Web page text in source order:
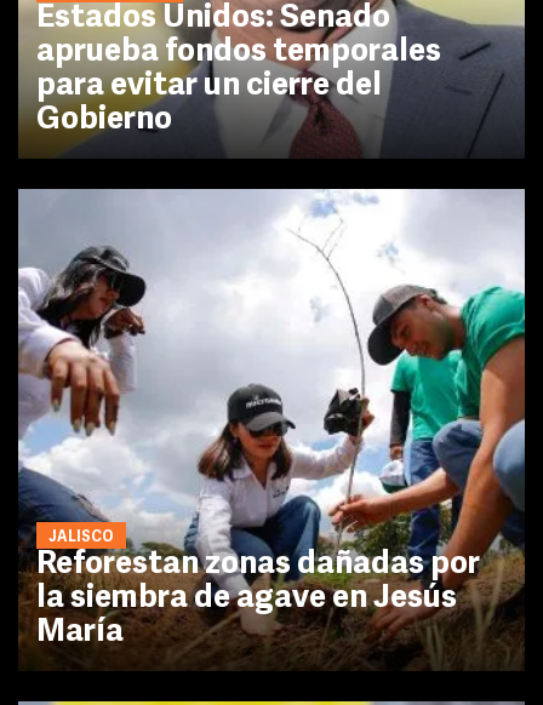
Estados Unidos: Senado
aprueba fondos temporales
para evitar un cierre del
Gobierno
JALISCO
Reforestan zonas dañadas por
la siembra de agave en Jesús
María